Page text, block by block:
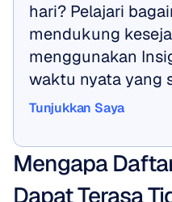
hari? Pelajari
mendukung
menggunakan
waktu nyata yang
Tunjukkan Saya
Mengapa
Dapat Terasa